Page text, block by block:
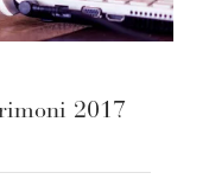
2017